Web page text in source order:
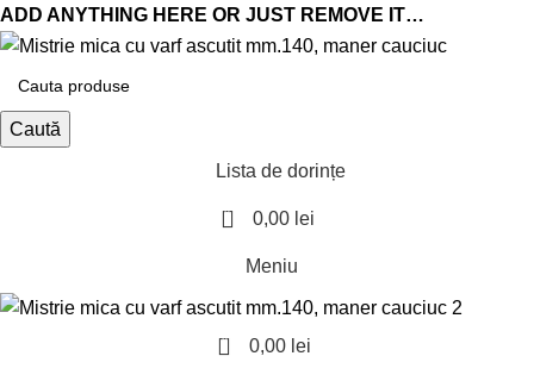
ADD ANYTHING HERE OR JUST REMOVE IT…
Caută
Lista de dorințe
0 0,00 lei
Meniu
0 0,00 lei